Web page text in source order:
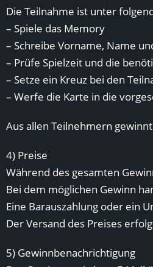
Die Teilnahme ist unter
– Spiele das Memory
– Schreibe Vorname, Name
– Prüfe Spielzeit und die
– Setze ein Kreuz bei den
– Werfe die Karte in die
Aus allen Teilnehmern
4) Preise
Während des gesamten
Bei dem möglichen Gewinn
Eine Barauszahlung oder ein
Der Versand des Preises
5) Gewinnbenachrichtigung